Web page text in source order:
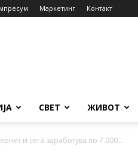
Маркетинг Контакт
СВЕТ ЖИВОТ
и сега заработува по 7.000...